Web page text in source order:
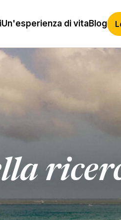
Un'esperienza di vita Blog